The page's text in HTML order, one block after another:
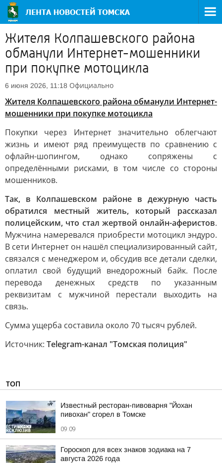
Жителя Колпашевского района
обманули Интернет-мошенники
при покупке мотоцикла
6 июня 2026, 11:18 Официально
Жителя Колпашевского района обманули Интернет-
мошенники при покупке мотоцикла
Покупки через Интернет значительно облегчают
жизнь и имеют ряд преимуществ по сравнению с
офлайн-шопингом, однако сопряжены с
определёнными рисками, в том числе со стороны
мошенников.
Так, в Колпашевском районе в дежурную часть
обратился местный житель, который рассказал
полицейским, что стал жертвой онлайн-аферистов.
Мужчина намеревался приобрести мотоцикл эндуро.
В сети Интернет он нашёл специализированный сайт,
связался с менеджером и, обсудив все детали сделки,
оплатил свой будущий внедорожный байк. После
перевода денежных средств по указанным
реквизитам с мужчиной перестали выходить на
связь.
Сумма ущерба составила около 70 тысяч рублей.
Источник: Telegram-канал "Томская полиция"
ТОП
Известный ресторан-пивоварня "Йохан
пивохан" сгорел в Томске
09:09
Гороскоп для всех знаков зодиака на 7
августа 2026 года